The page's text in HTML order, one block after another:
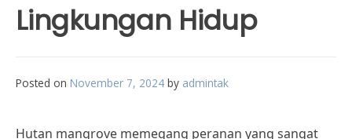
Lingkungan Hidup
Posted on November 7, 2024 by admintak
Hutan mangrove memegang peranan yang sangat